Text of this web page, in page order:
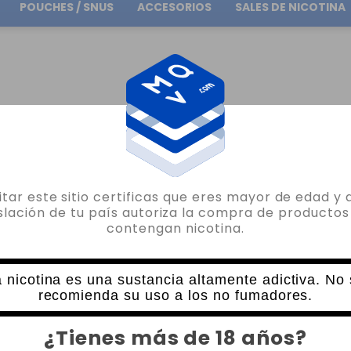
este sitio certificas que eres mayor de edad y
de tu país autoriza la compra de productos
contengan nicotina.
nicotina es una sustancia altamente adictiva. No
recomienda su uso a los no fumadores.
¿Tienes más de 18 años?
Envío gratuitoen pedidos superiores a 30.00€
POUCHES / SNUS ACCESORIOS SALES DE NICOTINA
AROMAS FULL MOON
FULL MOON
PURPLE FLAVOR 10ML FULL MOON
3 VALORACIONES
5,72€ 6,35€
CANTIDAD
- +